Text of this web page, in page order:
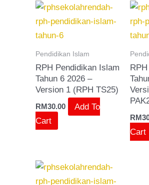
Pendidikan Islam
RPH Pendidikan Islam
Tahun 6 2026 –
Version 1 (RPH TS25)
RM30.00
Add To
Cart
RM
Cart